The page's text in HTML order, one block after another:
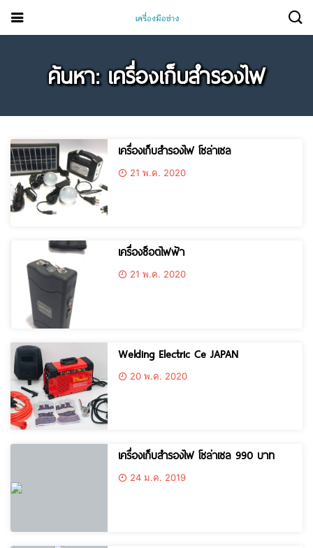
ค้นหา: เครื่องเก็บสํารองไฟ
เครื่องเก็บสำรองไฟ โซล่าเซล
21 พ.ค. 2020
เครื่องช็อตไฟฟ้า
21 พ.ค. 2020
Welding Electric Ce JAPAN
20 พ.ค. 2020
เครื่องเก็บสํารองไฟ โซล่าเซล 990 บาท
24 ม.ค. 2019